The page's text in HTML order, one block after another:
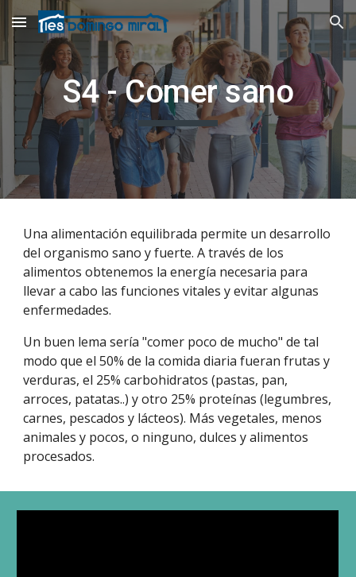
Skip to main content Skip to navigation
S4 - Comer sano
Una alimentación equilibrada permite un desarrollo
del organismo sano y fuerte. A través de los
alimentos obtenemos la energía necesaria para
llevar a cabo las funciones vitales y evitar algunas
enfermedades.
Un buen lema sería "comer poco de mucho" de tal
modo que el 50% de la comida diaria fueran frutas y
verduras, el 25% carbohidratos (pastas, pan,
arroces, patatas..) y otro 25% proteínas (legumbres,
carnes, pescados y lácteos). Más vegetales, menos
animales y pocos, o ninguno, dulces y alimentos
procesados.